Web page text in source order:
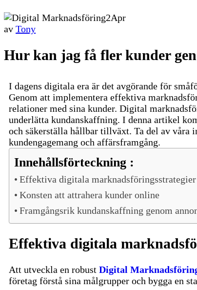
2Apr
av Tony
Hur kan jag få fler kunder
I dagens digitala era är det avgörande för
Genom att implementera effektiva
relationer med sina kunder. Digital
underlätta kundanskaffning. I denna artikel
och säkerställa hållbar tillväxt. Ta del av
kundengagemang och affärsframgång.
Innehållsförteckning :
Effektiva digitala marknadsföringsstrategier
Konsten att attrahera kunder online
Framgångsrik kundanskaffning genom
Effektiva digitala
Att utveckla en robust Digital
företag förstå sina målgrupper och bygga en